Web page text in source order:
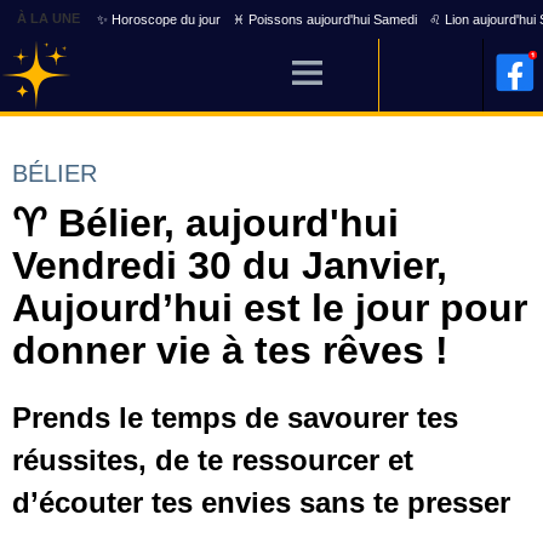
À LA UNE ✨ Horoscope du jour ♓ Poissons aujourd'hui Samedi ♌ Lion aujourd'hui
BÉLIER
♈ Bélier, aujourd'hui
Vendredi 30 du Janvier,
Aujourd’hui est le jour pour
donner vie à tes rêves !
Prends le temps de savourer tes
réussites, de te ressourcer et
d’écouter tes envies sans te presser